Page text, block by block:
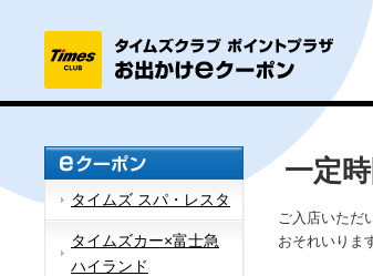
タイムズ スパ・レスタ
タイムズカー×富士急
ハイランド
一定
ご入店いただ
おそれいりま